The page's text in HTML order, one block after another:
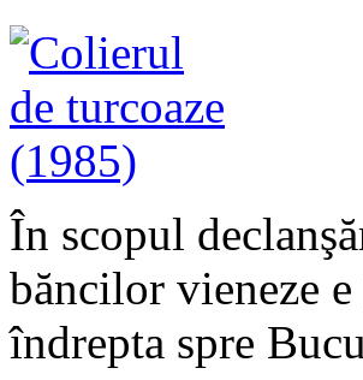
În scopul
băncilor vieneze
îndrepta spre